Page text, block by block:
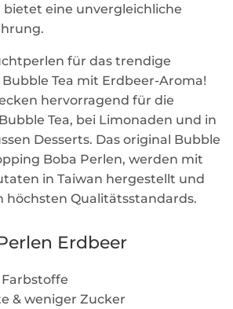
bietet eine unvergleichliche
für das trendige
Tea mit Erdbeer-Aroma!
hervorragend für die
Tea, bei Limonaden und in
Desserts. Das original Bubble
Boba Perlen, werden mit
in Taiwan hergestellt und
höchsten Qualitätsstandards.
Erdbeer
& weniger Zucker